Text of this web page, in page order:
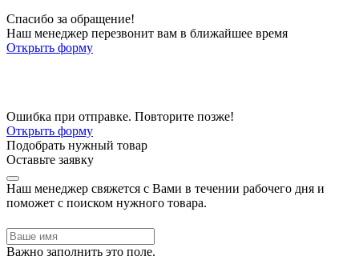
Спасибо за обращение!
Наш менеджер перезвонит вам в ближайшее время
Открыть форму
Ошибка при отправке. Повторите позже!
Открыть форму
Подобрать нужный товар
Оставьте заявку
Наш менеджер свяжется с Вами в течении рабочего дня и
поможет с поиском нужного товара.
Важно заполнить это поле.